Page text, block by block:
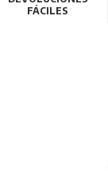
FÁCILES